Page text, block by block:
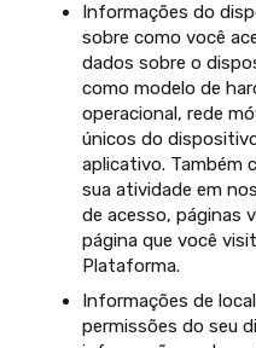
Informações do
sobre como você
dados sobre o
como modelo de
operacional, rede
únicos do
aplicativo. Também
sua atividade em
de acesso, páginas
página que você
Plataforma.
Informações de
permissões do seu